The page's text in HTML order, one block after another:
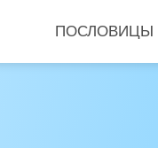
ПОСЛОВИЦЫ